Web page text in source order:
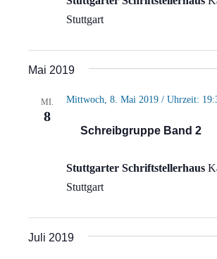
Stuttgart
Mai 2019
MI.
8
Schreibgruppe Band 2
Mittwoch, 8. Mai 2019 / Uhrzeit:
Stuttgarter Schriftstellerhaus
Stuttgart
Juli 2019